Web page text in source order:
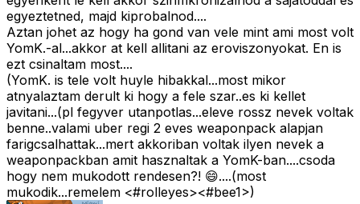
egyeztetned, majd kiprobalnod....
Aztan johet az hogy ha gond van vele mint ami most volt
YomK.-al...akkor at kell allitani az eroviszonyokat. En is
ezt csinaltam most....
(YomK. is tele volt huyle hibakkal...most mikor
atnyalaztam derult ki hogy a fele szar..es ki kellet
javitani...(pl fegyver utanpotlas...eleve rossz nevek voltak
benne..valami uber regi 2 eves weaponpack alapjan
farigcsalhattak...mert akkoriban voltak ilyen nevek a
weaponpackban amit hasznaltak a YomK-ban....csoda
hogy nem mukodott rendesen?! 😄....(most
mukodik...remelem <#rolleyes><#bee1>)